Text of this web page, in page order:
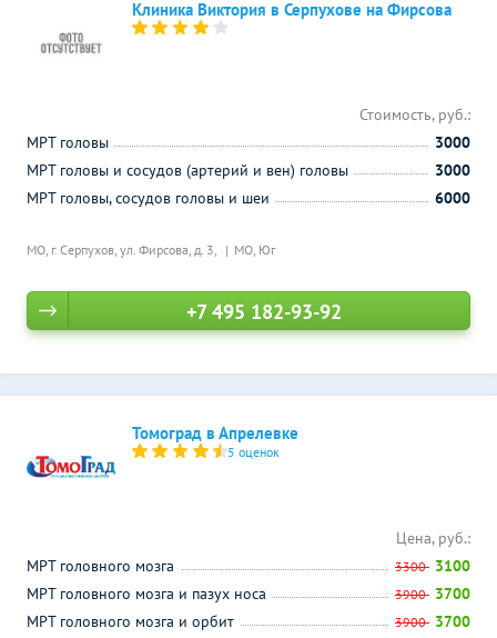
Клиника Виктория в Серпухове на Фирсова
МО, г. Серпухов, ул. Фирсова, д. 3, МО, Юг
Стоимость, руб.:
МРТ головы
3000
МРТ головы и сосудов (артерий и вен) головы
3000
МРТ головы, сосудов головы и шеи
6000
+7 495 182-93-92
Томоград в Апрелевке
5 оценок
Цена, руб.:
МРТ головного мозга
3300 3100
МРТ головного мозга и пазух носа
3900 3700
МРТ головного мозга и орбит
3900 3700